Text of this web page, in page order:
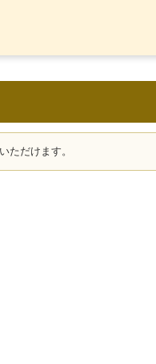
ただけます。